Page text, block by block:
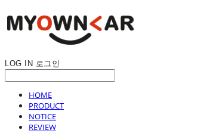
LOG IN 로그인
HOME
PRODUCT
NOTICE
REVIEW